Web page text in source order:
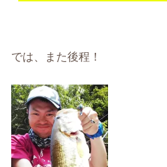
では、また後程！